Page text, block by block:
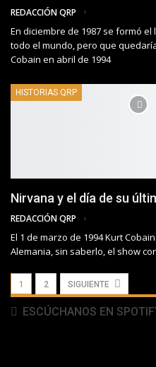
REDACCIÓN QRP
En diciembre de 1987 se formó
todo el mundo, pero que
Cobain en abril de 1994
HISTORIAS QRP
Nirvana y el día de su
REDACCIÓN QRP
El 1 de marzo de 1994 Kurt
Alemania, sin saberlo, el show
1 2 SIGUIENTE
ESCÚCHANOS EN